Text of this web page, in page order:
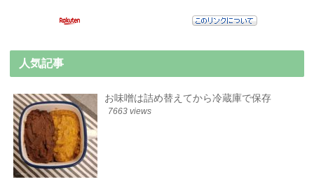
人気記事
お味噌は詰め替えてから冷蔵庫で保存
7663 views